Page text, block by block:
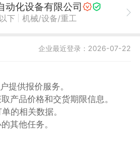
动化设备有限公司
下 机械/设备/重工
企业最近登录：2026-07-22
提供报价服务。
产品价格和交货期限信息。
的相关数据。
其他任务。